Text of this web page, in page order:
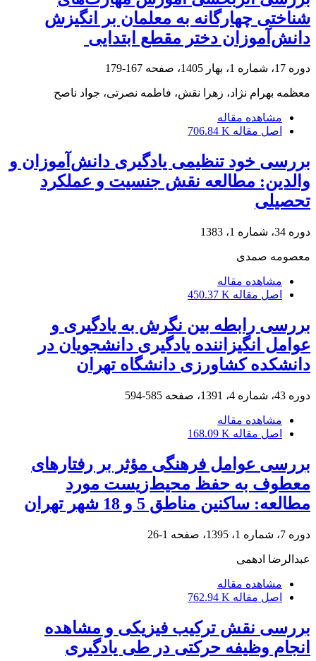
شناختی چهارگانه به معلمان بر انگیزش
دانش‌آموزان ‏دختر مقطع ابتدایی ‏
دوره 17، شماره 1، بهار 1405، صفحه 167-179
معظمه بهرام نژاد، زهرا نقش، فاطمه نصرتی، جواد ناصح
مشاهده مقاله
اصل مقاله 706.84 K
بررسی خود تنظیمی یادگیری دانش‌آموزان و
والدین: مطالعه نقش جنسیت و عملکرد
تحصیلی
دوره 34، شماره 1، 1383
معصومه صمدی
مشاهده مقاله
اصل مقاله 450.37 K
بررسی رابطه بین نگرش به یادگیری و
عوامل انگیزاننده یادگیری دانشجویان در
دانشکده کشاورزی دانشگاه تهران
دوره 43، شماره 4، 1391، صفحه 585-594
مشاهده مقاله
اصل مقاله 168.09 K
بررسی عوامل فرهنگی مؤثر بر رفتارهای
معطوف به حفظ محیط‌زیست مورد
مطالعه: ساکنین مناطق 5 و 18 شهر تهران
دوره 7، شماره 1، 1395، صفحه 1-26
عبدالرضا ادهمی
مشاهده مقاله
اصل مقاله 762.94 K
بررسی نقش ترکیب فیزیکی و مشاهده
انجام وظیفه حرکتی در طی یادگیری